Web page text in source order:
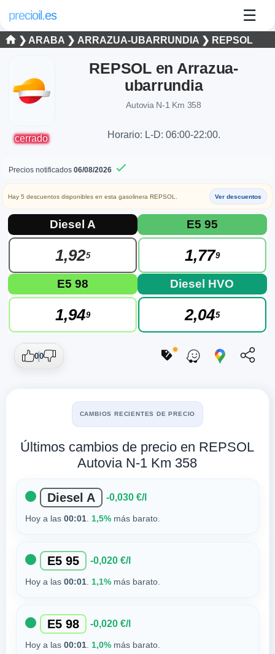
precioil.es ☰
❯ ARABA ❯ ARRAZUA-UBARRUNDIA ❯ REPSOL
cerrado
REPSOL en Arrazua-
ubarrundia
Autovia N-1 Km 358
Horario: L-D: 06:00-22:00.
Precios notificados06/08/2026
Hay 5 descuentos disponibles en esta gasolinera REPSOL. Ver descuentos
Precios actuales de combustibles en
Consulta los precios actuales de la gasolinera REPSOL
Diesel A
1,925
E5 95
1,779
E5 98
1,949
Diesel HVO
2,045
00
CAMBIOS RECIENTES DE PRECIO
Últimos cambios de precio en REPSOL
Autovia N-1 Km 358
Diesel A -0,030 €/l
Hoy a las 00:01. 1,5%más barato.
E5 95 -0,020 €/l
Hoy a las 00:01. 1,1%más barato.
E5 98 -0,020 €/l
Hoy a las 00:01. 1,0%más barato.